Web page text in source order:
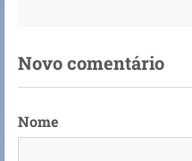
Novo comentário
Nome